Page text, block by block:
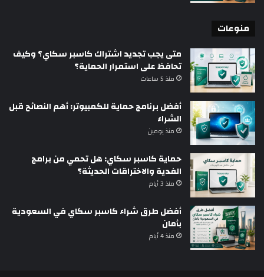
منوعات
متى يجب تجديد اشتراك كاسبر سكاي؟ وكيف
تحافظ على استمرار الحماية؟
منذ 5 ساعات
أفضل برنامج حماية للكمبيوتر: أهم النصائح قبل
الشراء
منذ يومين
حماية كاسبر سكاي: هل تحمي من برامج
الفدية والاختراقات الحديثة؟
منذ 3 أيام
أفضل طرق شراء كاسبر سكاي في السعودية
بأمان
منذ 4 أيام